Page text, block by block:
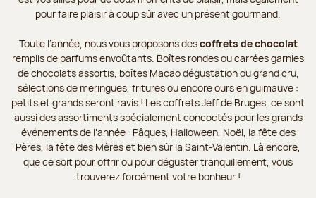
pour faire plaisir à coup sûr avec un présent gourmand.
Toute l’année, nous vous proposons descoffrets de chocolat
remplis de parfums envoûtants. Boîtes rondes ou carrées garnies
de chocolats assortis, boîtes Macao dégustation ou grand cru,
sélections de meringues, fritures ou encore ours en guimauve :
petits et grands seront ravis ! Les coffrets Jeff de Bruges, ce sont
aussi des assortiments spécialement concoctés pour les grands
événements de l’année : Pâques, Halloween, Noël, la fête des
Pères, la fête des Mères et bien sûr la Saint-Valentin. Là encore,
que ce soit pour offrir ou pour déguster tranquillement, vous
trouverez forcément votre bonheur !